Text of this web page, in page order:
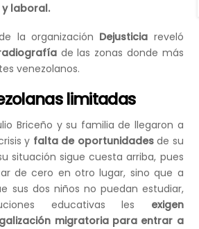
laboral.
la organización Dejusticia reveló
de las zonas donde más
venezolanos.
limitadas
Briceño y su familia de llegaron a
y falta de oportunidadesde su
situación sigue cuesta arriba, pues
de cero en otro lugar, sino que a
sus dos niños no puedan estudiar,
educativas les exigen
migratoria para entrar a